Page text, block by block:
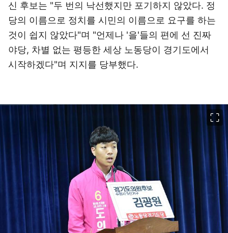
신 후보는 "두 번의 낙선했지만 포기하지 않았다. 정
당의 이름으로 정치를 시민의 이름으로 요구를 하는
것이 쉽지 않았다"며 "언제나 '을'들의 편에 선 진짜
야당, 차별 없는 평등한 세상 노동당이 경기도에서
시작하겠다"며 지지를 당부했다.